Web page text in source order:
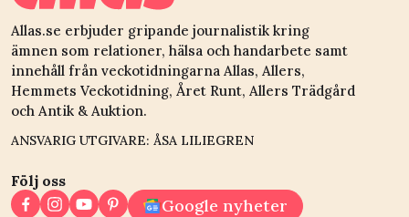
Allas.se erbjuder gripande journalistik kring
ämnen som relationer, hälsa och handarbete samt
innehåll från veckotidningarna Allas, Allers,
Hemmets Veckotidning, Året Runt, Allers Trädgård
och Antik & Auktion.
ANSVARIG UTGIVARE: ÅSA LILIEGREN
Följ oss
Google nyheter